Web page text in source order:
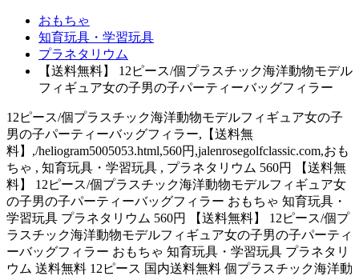
おもちゃ
知育玩具・学習玩具
プラネタリウム
【送料無料】 12ピース/個プラスチック海洋動物モデル
フィギュア女の子男の子パーティーバッグフィラー
12ピース/個プラスチック海洋動物モデルフィギュア女の子
男の子パーティーバッグフィラー,【送料無
料】,/heliogram5005053.html,560円,jalenrosegolfclassic.com,おも
ちゃ , 知育玩具・学習玩具 , プラネタリウム 560円 【送料無
料】 12ピース/個プラスチック海洋動物モデルフィギュア女
の子男の子パーティーバッグフィラー おもちゃ 知育玩具・
学習玩具 プラネタリウム 560円 【送料無料】 12ピース/個プ
ラスチック海洋動物モデルフィギュア女の子男の子パーティ
ーバッグフィラー おもちゃ 知育玩具・学習玩具 プラネタリ
ウム 送料無料 12ピース 国内送料無料 個プラスチック海洋動